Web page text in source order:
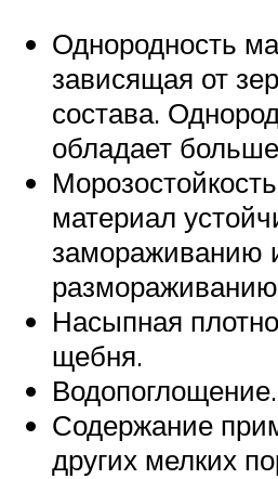
Однородность
зависящая от
состава.
обладает
материал
замораживанию
Насыпная
щебня.
Водопоглощение.
Содержание
других мелких